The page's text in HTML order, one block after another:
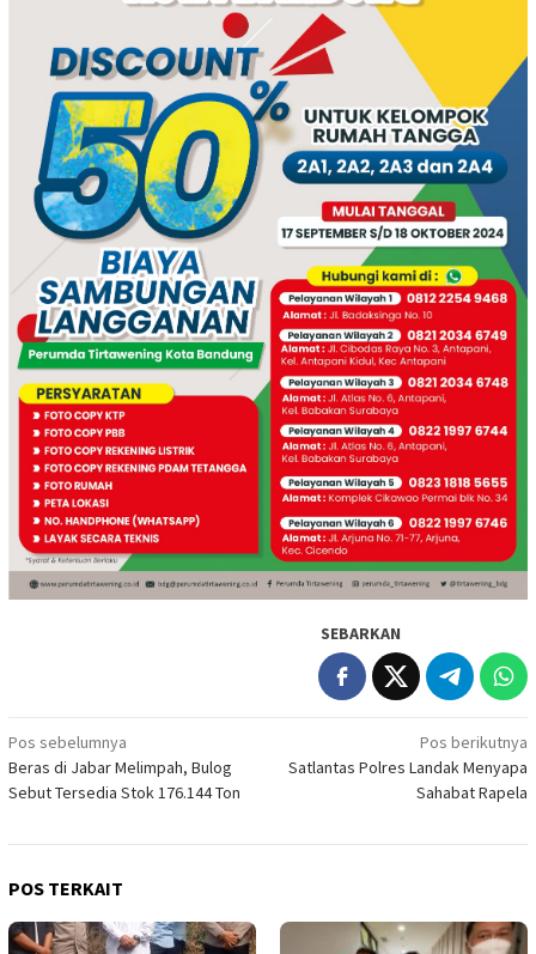
SEBARKAN
Navigasi
pos
Pos sebelumnya
Beras di Jabar Melimpah, Bulog
Sebut Tersedia Stok 176.144 Ton
Pos berikutnya
Satlantas Polres Landak Menyapa
Sahabat Rapela
POS TERKAIT